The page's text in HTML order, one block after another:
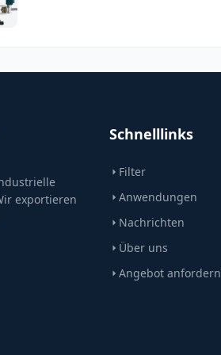
exportieren
Schnelllinks
Filter
Anwendungen
Nachrichten
Über uns
Angebot anfordern